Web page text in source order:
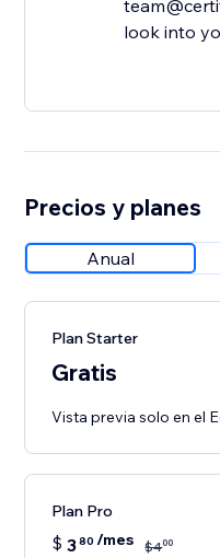
look into
Precios y planes
Anual
Plan Starter
Gratis
Vista previa solo en el
Plan Pro
$ 380 /mes $400